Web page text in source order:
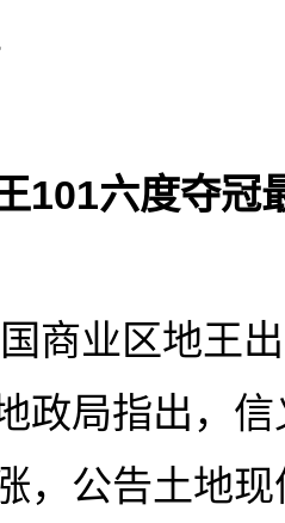
101六度夺冠
商业区地王
政局指出，
，公告土地